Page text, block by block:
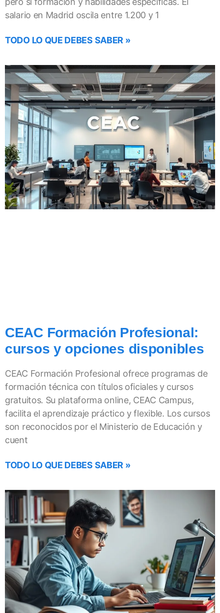
salario en Madrid oscila entre 1.200 y 1
TODO LO QUE DEBES SABER »
CEAC Formación Profesional:
cursos y opciones disponibles
CEAC Formación Profesional ofrece programas de
formación técnica con títulos oficiales y cursos
gratuitos. Su plataforma online, CEAC Campus,
facilita el aprendizaje práctico y flexible. Los cursos
son reconocidos por el Ministerio de Educación y
cuent
TODO LO QUE DEBES SABER »